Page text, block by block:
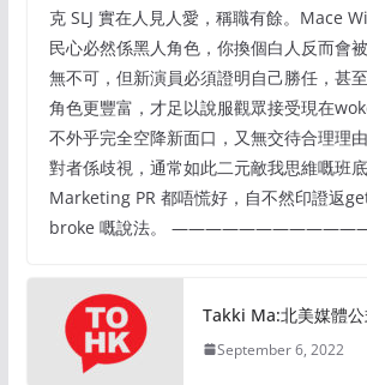
克 SLJ 實在人見人愛，稱職有餘。Mace
民心必然係黑人角色，你換個白人反而會
無不可，但新演員必須證明自己勝任，甚
角色更豐富，才足以說服觀眾接受現在
不外乎完全空降新面口，又無交待合理理
對者係歧視，通常如此二元敵我思維嘅班
Marketing PR 都唔慌好，自不然印證返
broke 嘅說法。
Takki Ma:北美媒體
September 6, 2022